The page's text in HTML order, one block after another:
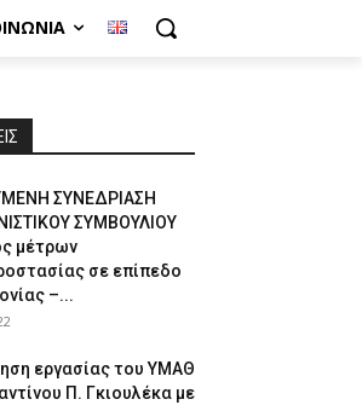
ΣΥΝΕΔΡΙΑΣΗ
ΣΥΜΒΟΥΛΙΟΥ
μέτρων
σε επίπεδο
–...
εργασίας του ΥΜΑΘ
Π. Γκιουλέκα με